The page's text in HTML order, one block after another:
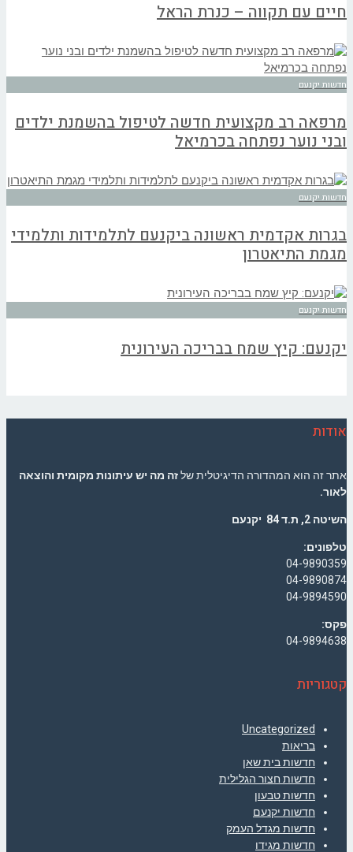
חיים עם תקווה – כנרת הראל
חדשות יקנעם
מרפאה רב מקצועית חדשה לטיפול בהשמנת ילדים
ובני נוער נפתחה בכרמיאל
חדשות יקנעם
בגרות אקדמית ראשונה ביקנעם לתלמידות ותלמידי
מגמת התיאטרון
חדשות יקנעם
יקנעם: קיץ שמח בבריכה העירונית
אודות
אתר זה הוא המהדורה הדיגיטלית שלזה מה יש עיתונות מקומית והוצאה
לאור.
השיטה 2, ת.ד 84 יקנעם
טלפונים:
04-9890359
04-9890874
04-9894590
פקס:
04-9894638
קטגוריות
Uncategorized
בריאות
חדשות בית שאן
חדשות חצור הגלילית
חדשות טבעון
חדשות יקנעם
חדשות מגדל העמק
חדשות מגידו